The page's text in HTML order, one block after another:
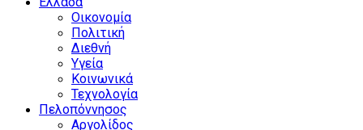
Οικονομία
Πολιτική
Διεθνή
Υγεία
Κοινωνικά
Τεχνολογία
Πελοπόννησος
Αργολίδος